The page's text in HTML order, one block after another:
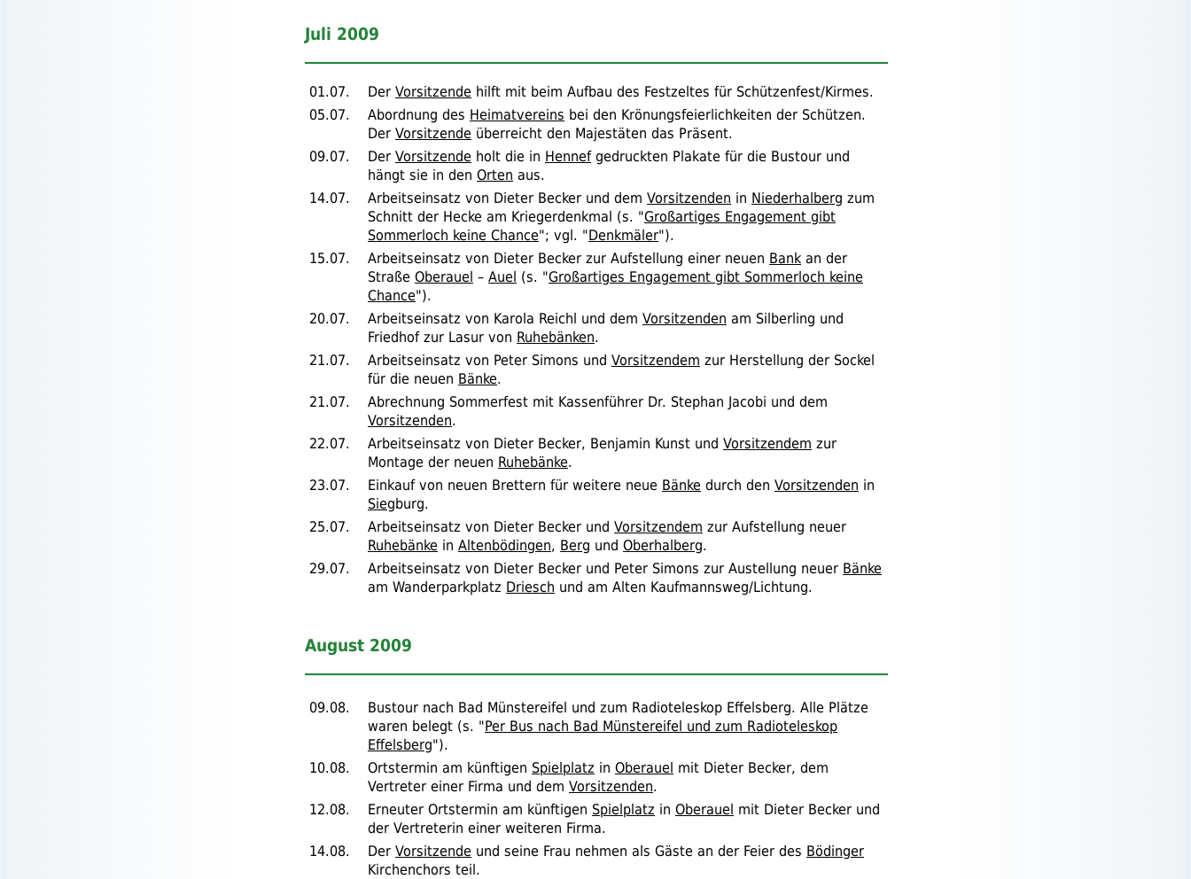
Juli 2009
01.07. Der Vorsitzende hilft mit beim Aufbau des Festzeltes für Schützenfest/Kirmes.
05.07.
Abordnung des Heimatvereins bei den Krönungsfeierlichkeiten der Schützen.
Der Vorsitzende überreicht den Majestäten das Präsent.
09.07.
Der Vorsitzende holt die in Hennefgedruckten Plakate für die Bustour und
hängt sie in den Orten aus.
14.07.
Arbeitseinsatz von Dieter Becker und dem Vorsitzenden in Niederhalberg zum
Schnitt der Hecke am Kriegerdenkmal (s. "Großartiges Engagement gibt
Sommerloch keine Chance"; vgl. "Denkmäler").
15.07.
Arbeitseinsatz von Dieter Becker zur Aufstellung einer neuen Bank an der
Straße Oberauel – Auel (s. "Großartiges Engagement gibt Sommerloch keine
Chance").
20.07.
Arbeitseinsatz von Karola Reichl und dem Vorsitzenden am Silberling und
Friedhof zur Lasur von Ruhebänken.
21.07.
Arbeitseinsatz von Peter Simons und Vorsitzendem zur Herstellung der Sockel
für die neuen Bänke.
21.07.
Abrechnung Sommerfest mit Kassenführer Dr. Stephan Jacobi und dem
Vorsitzenden.
22.07.
Arbeitseinsatz von Dieter Becker, Benjamin Kunst und Vorsitzendem zur
Montage der neuen Ruhebänke.
23.07.
Einkauf von neuen Brettern für weitere neue Bänke durch den Vorsitzenden in
Siegburg.
25.07.
Arbeitseinsatz von Dieter Becker und Vorsitzendem zur Aufstellung neuer
Ruhebänke in Altenbödingen, Berg und Oberhalberg.
29.07.
Arbeitseinsatz von Dieter Becker und Peter Simons zur Austellung neuer Bänke
am Wanderparkplatz Driesch und am Alten Kaufmannsweg/Lichtung.
August 2009
09.08.
Bustour nach Bad Münstereifel und zum Radioteleskop Effelsberg. Alle Plätze
waren belegt (s. "Per Bus nach Bad Münstereifel und zum Radioteleskop
Effelsberg").
10.08.
Ortstermin am künftigen Spielplatz in Oberauel mit Dieter Becker, dem
Vertreter einer Firma und dem Vorsitzenden.
12.08.
Erneuter Ortstermin am künftigen Spielplatz in Oberauel mit Dieter Becker und
der Vertreterin einer weiteren Firma.
14.08.
Der Vorsitzende und seine Frau nehmen als Gäste an der Feier des Bödinger
Kirchenchors teil.